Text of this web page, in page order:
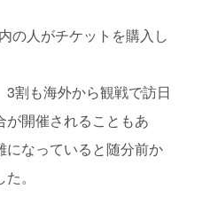
の人がチケットを購入し
割も海外から観戦で訪日
が開催されることもあ
になっていると随分前か
。